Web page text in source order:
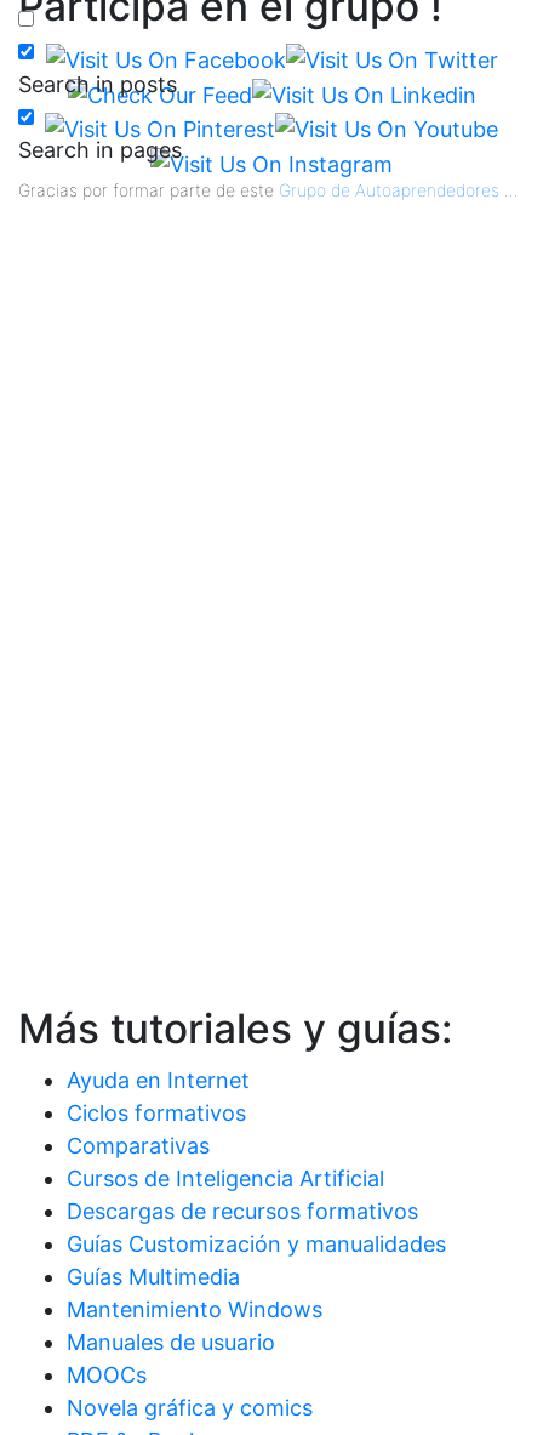
Search in posts
Search in pages
Gracias por formar parte de este Grupo de Autoaprendedores
Más tutoriales y guías:
Ayuda en Internet
Ciclos formativos
Comparativas
Cursos de Inteligencia Artificial
Descargas de recursos formativos
Guías Customización y manualidades
Guías Multimedia
Mantenimiento Windows
Manuales de usuario
MOOCs
Novela gráfica y comics